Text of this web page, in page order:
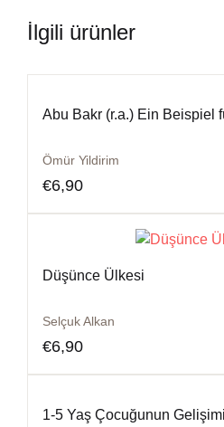
İlgili ürünler
Abu Bakr (r.a.) Ein Beispiel
Ömür Yildirim
€6,90
Düşünce Ülkesi
Selçuk Alkan
€6,90
1-5 Yaş Çocuğunun